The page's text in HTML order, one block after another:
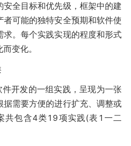
安全目标和优先级，框架中的建
者可能的独特安全预期和软件使
求。每个实践实现的程度和形式
变化。
开发的一组实践，呈现为一张
据需要方便的进行扩充、调整或
共包含4类19项实践(表1一二